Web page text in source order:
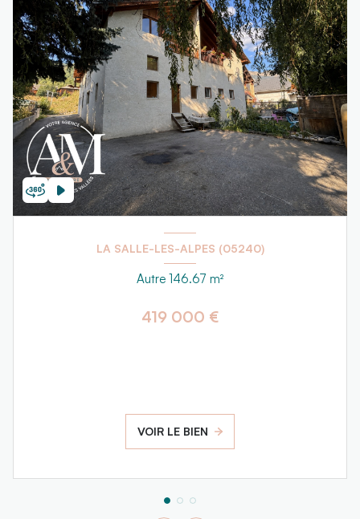
LA SALLE-LES-ALPES (05240)
Autre 146.67 m²
419 000 €
VOIR LE BIEN